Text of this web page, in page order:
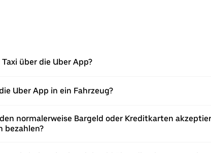
über die Uber App?
Uber App in ein Fahrzeug?
normalerweise Bargeld oder Kreditkarten
bezahlen?